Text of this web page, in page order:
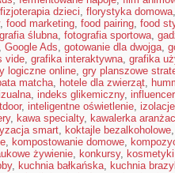
fizjoterapia dzieci, florystyka domowa,
, food marketing, food pairing, food
ślubna, fotografia sportowa,
Google Ads, gotowanie dla dwojga,
vide, grafika interaktywna, grafika
logiczne online, gry planszowe
matcha, hotele dla zwierząt,
, indeks glikemiczny,
, inteligentne oświetlenie,
, kawa specialty, kawalerka
smart, koktajle bezalkoholowe,
, kompostowanie domowe,
żywienie, konkursy,
, kuchnia bałkańska, kuchnia